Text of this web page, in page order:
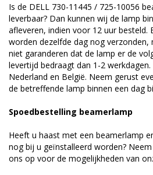
Is de DELL 730-11445 / 725-10056
leverbaar? Dan kunnen wij de lamp
afleveren, indien voor 12 uur besteld.
worden dezelfde dag nog verzonden,
niet garanderen dat de lamp er de
levertijd bedraagt dan 1-2
Nederland en België. Neem gerust
de betreffende lamp binnen een dag
Spoedbestelling beamerlamp
Heeft u haast met een beamerlamp
nog bij u geïnstalleerd worden?
ons op voor de mogelijkheden van